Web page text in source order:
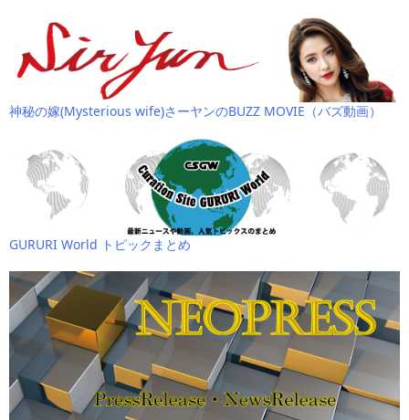
神秘の嫁(Mysterious wife)さーヤンのBUZZ MOVIE（バズ動画）
GURURI World トピックまとめ